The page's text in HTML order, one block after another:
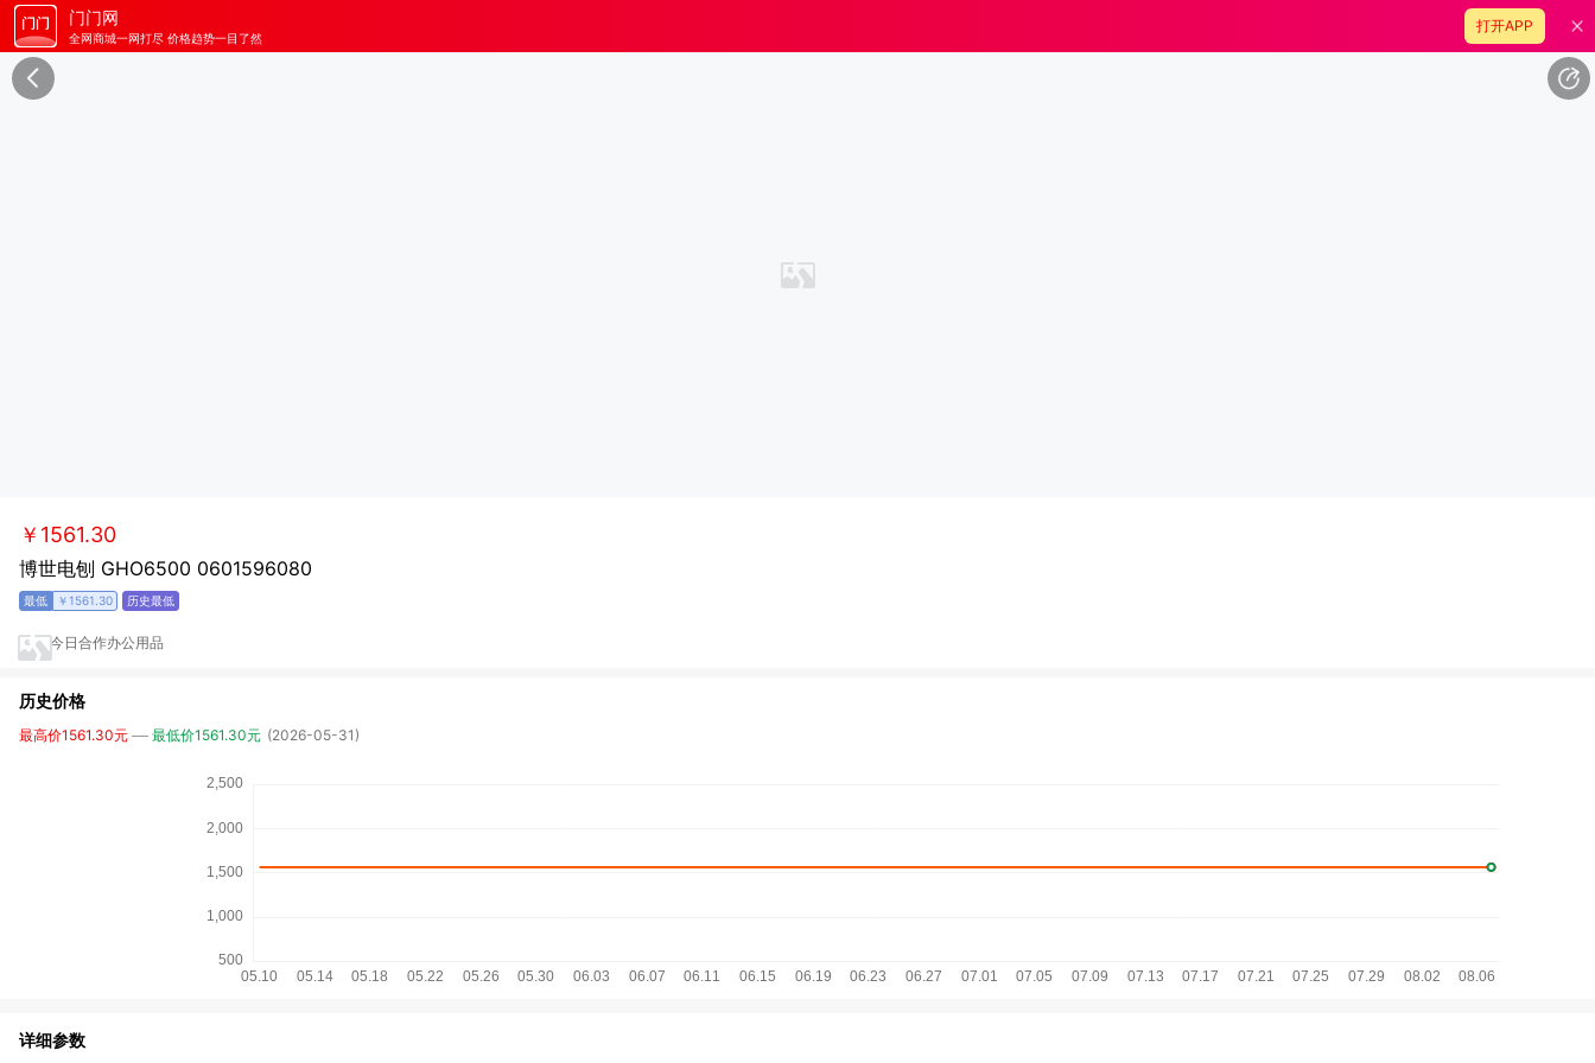
门门网
全网商城一网打尽 价格趋势一目了然
打开APP
￥1561.30
博世电刨 GHO6500 0601596080
￥1561.30
今日合作办公用品
历史价格
最高价1561.30元 最低价1561.30元 (2026-05-31)
详细参数